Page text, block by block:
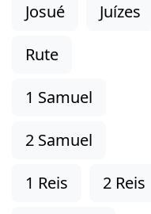
Josué
Juízes
Rute
1 Samuel
2 Samuel
1 Reis
2 Reis